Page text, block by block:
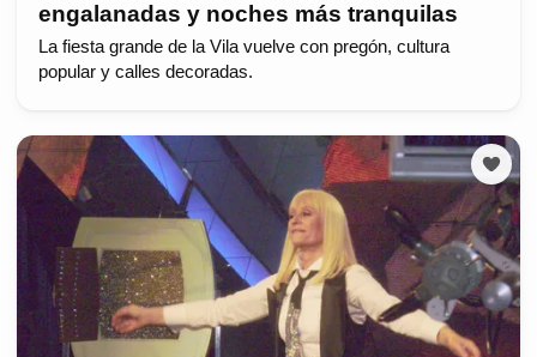
engalanadas y noches más tranquilas
La fiesta grande de la Vila vuelve con pregón, cultura
popular y calles decoradas.